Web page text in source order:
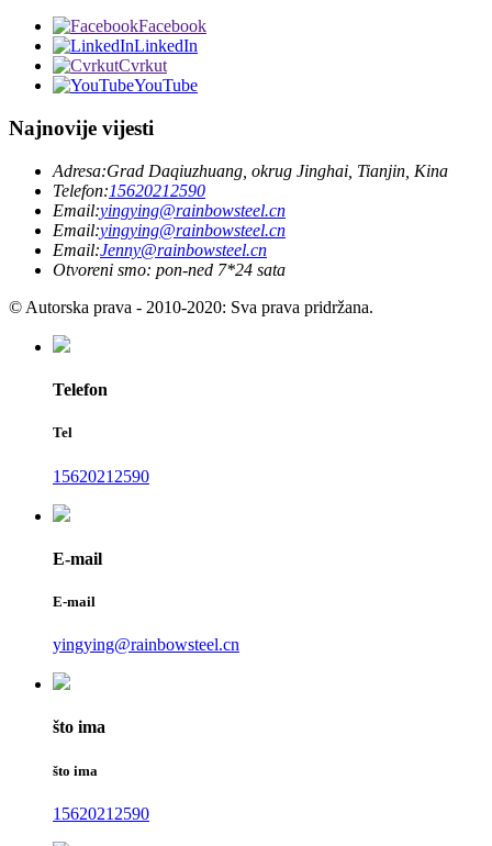
Facebook
LinkedIn
Cvrkut
YouTube
Najnovije vijesti
Adresa:Grad Daqiuzhuang, okrug Jinghai, Tianjin, Kina
Telefon:15620212590
Email:yingying@rainbowsteel.cn
Email:yingying@rainbowsteel.cn
Email:Jenny@rainbowsteel.cn
Otvoreni smo: pon-ned 7*24 sata
© Autorska prava - 2010-2020: Sva prava pridržana.
Telefon
Tel
15620212590
E-mail
E-mail
yingying@rainbowsteel.cn
što ima
što ima
15620212590